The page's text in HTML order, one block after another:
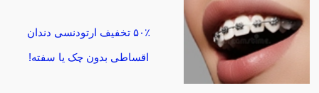
۵۰٪ تخفیف ارتودنسی دندان
اقساطی بدون چک یا سفته!